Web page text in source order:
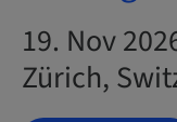
19. Nov
Zürich,